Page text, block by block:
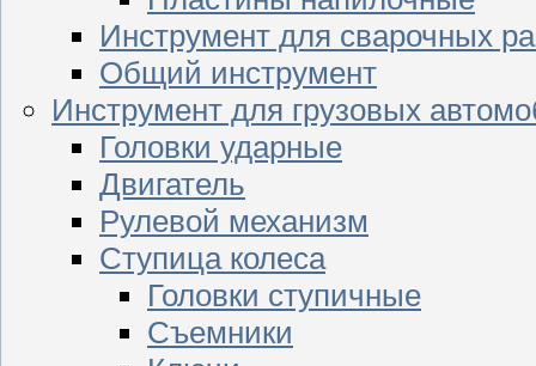
Инструмент для сварочных
Общий инструмент
Инструмент для грузовых
Головки ударные
Двигатель
Рулевой механизм
Ступица колеса
Головки ступичные
Съемники